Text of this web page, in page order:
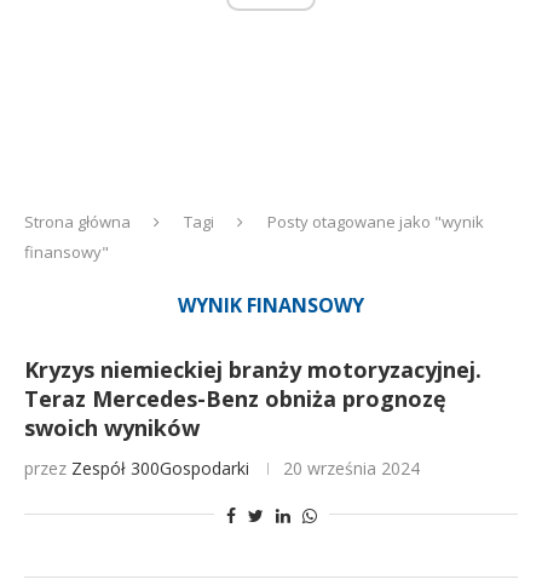
Strona główna Tagi
Posty otagowane jako "wynik
finansowy"
WYNIK FINANSOWY
Kryzys niemieckiej branży motoryzacyjnej.
Teraz Mercedes-Benz obniża prognozę
swoich wyników
przez Zespół 300Gospodarki 20 września 2024